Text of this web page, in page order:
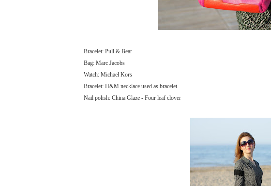
Bracelet: Pull & Bear
Bag: Marc Jacobs
Watch: Michael Kors
Bracelet: H&M necklace used as bracelet
Nail polish: China Glaze - Four leaf clover